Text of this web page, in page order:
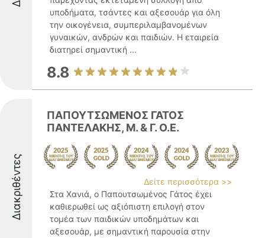
υποδήματα, τσάντες και αξεσουάρ για όλη
την οικογένεια, συμπεριλαμβανομένων
γυναικών, ανδρών και παιδιών. Η εταιρεία
διατηρεί σημαντική ...
8.8
Διακριθέντες
ΠΑΠΟΥΤΣΩΜΕΝΟΣ ΓΑΤΟΣ
ΠΑΝΤΕΛΑΚΗΣ, Μ. & Γ. Ο.Ε.
Δείτε περισσότερα >>
Στα Χανιά, ο Παπουτσωμένος Γάτος έχει
καθιερωθεί ως αξιόπιστη επιλογή στον
τομέα των παιδικών υποδημάτων και
αξεσουάρ, με σημαντική παρουσία στην